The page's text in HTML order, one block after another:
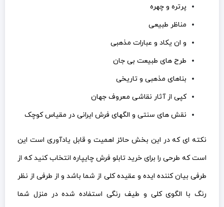
پرتره و چهره
مناظر طبیعی
و ان یکاد و عبارات مذهبی
طرح های طبیعت بی جان
بناهای مذهبی و تاریخی
کپی از آثار نقاشی معروف جهان
نقش های سنتی و الگهای فرش ایرانی در مقیاس کوچک
نکته ای که در این بخش حائز اهمیت و قابل یادآوری است این
است که طرحی را برای خرید تابلو فرش چایپاره انتخاب کنید که از
طرفی بیان کننده ایده و عقیده کلی از شما باشد و از طرفی از نظر
رنگ با الگوی کلی و طیف رنگی استفاده شده در منزل شما